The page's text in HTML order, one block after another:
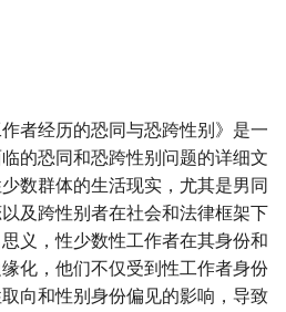
者经历的恐同与恐跨性别》是一
的恐同和恐跨性别问题的详细文
数群体的生活现实，尤其是男同
及跨性别者在社会和法律框架下
义，性少数性工作者在其身份和
化，他们不仅受到性工作者身份
向和性别身份偏见的影响，导致